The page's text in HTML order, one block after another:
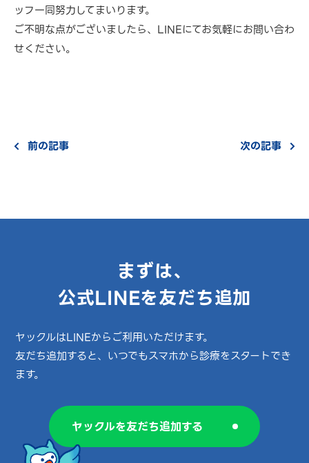
ッフ一同努力してまいります。
ご不明な点がございましたら、LINEにてお気軽にお問い合わ
せください。
前の記事 次の記事
まずは、
公式LINEを友だち追加
ヤックルはLINEからご利用いただけます。
友だち追加すると、いつでもスマホから診療をスタートでき
ます。
ヤックルを友だち追加する